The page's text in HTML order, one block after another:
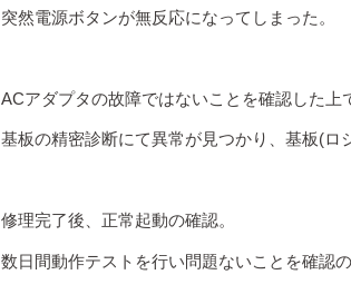
突然電源ボタンが無反応になってしまった。
ACアダプタの故障ではないことを確認した上
基板の精密診断にて異常が見つかり、基板(ロ
修理完了後、正常起動の確認。
数日間動作テストを行い問題ないことを確認